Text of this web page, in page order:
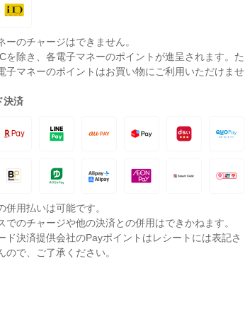
ーのチャージはできません。
を除き、各電子マネーのポイントが進呈されます。た
子マネーのポイントはお買い物にご利用いただけませ
決済
併用払いは可能です。
でのチャージや他の決済との併用はできかねます。
ド決済提供会社のPayポイントはレシートには表記さ
ので、ご了承ください。